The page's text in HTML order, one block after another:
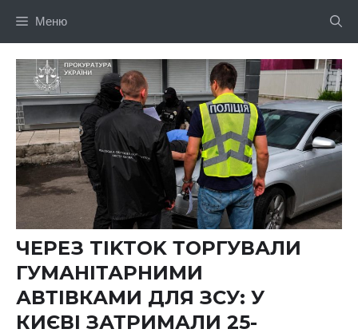
Меню
ЧЕРЕЗ TIKTOK ТОРГУВАЛИ
ГУМАНІТАРНИМИ
АВТІВКАМИ ДЛЯ ЗСУ: У
КИЄВІ ЗАТРИМАЛИ 25-